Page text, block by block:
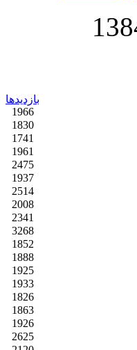
بازدیدها
1966
1830
1741
1961
2475
1937
2514
2008
2341
3268
1852
1888
1925
1933
1826
1863
1926
2625